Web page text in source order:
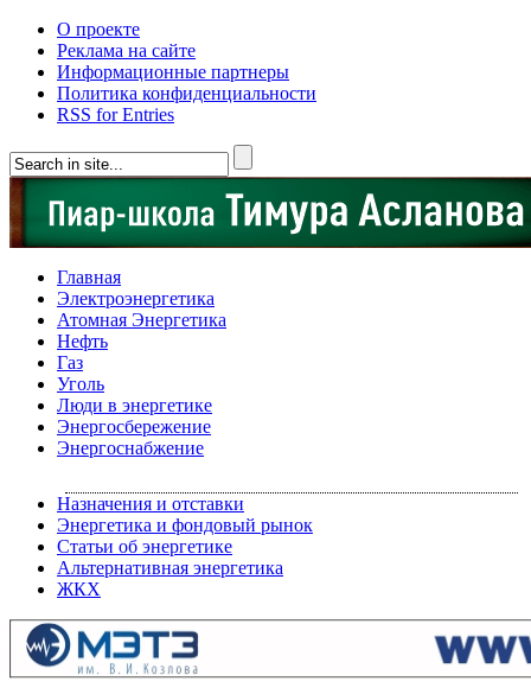
О проекте
Реклама на сайте
Информационные партнеры
Политика конфиденциальности
RSS for Entries
Главная
Электроэнергетика
Атомная Энергетика
Нефть
Газ
Уголь
Люди в энергетике
Энергосбережение
Энергоснабжение
Назначения и отставки
Энергетика и фондовый рынок
Статьи об энергетике
Альтернативная энергетика
ЖКХ